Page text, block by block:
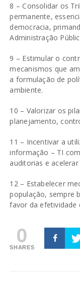
8 – Consolidar os
permanente,
democracia,
Administração
9 – Estimular o
mecanismos que
a formulação de
ambiente.
10 – Valorizar os
planejamento,
11 – Incentivar a
informação – TI
auditorias e
12 – Estabelecer
população, sempre
favor da efetividade
0
SHARES